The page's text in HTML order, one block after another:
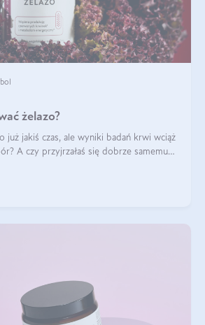
żelazo?
już jakiś czas, ale wyniki badań krwi wciąż
A czy przyjrzałaś się dobrze samemu